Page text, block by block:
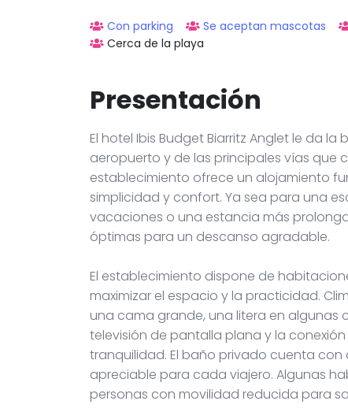
Con parking Se aceptan mascotas
Cerca de la playa
Presentación
El hotel Ibis Budget Biarritz Anglet le da
aeropuerto y de las principales vías que
establecimiento ofrece un alojamiento
simplicidad y confort. Ya sea para una
vacaciones o una estancia más
óptimas para un descanso agradable.
El establecimiento dispone de
maximizar el espacio y la practicidad.
una cama grande, una litera en algunas
televisión de pantalla plana y la
tranquilidad. El baño privado cuenta
apreciable para cada viajero. Algunas
personas con movilidad reducida para